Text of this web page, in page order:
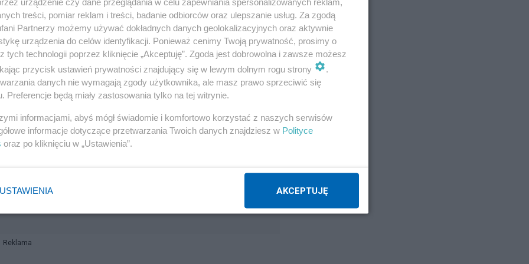
słowa niemieckiej polityk. "Wiceszefowa PE
finansowo" w trosce o praworządność, powinna
o tym, czy nie zagłodzi przy okazji wielu firm niemieckich,
Reklama
treści, pomiar reklam i treści, badanie odbiorców oraz ulepszanie usług. Za zgodą
Partnerzy możemy używać dokładnych danych geolokalizacyjnych oraz aktywnie
urządzenia do celów identyfikacji. Ponieważ cenimy Twoją prywatność, prosimy o
tych technologii poprzez kliknięcie „Akceptuję”. Zgoda jest dobrowolna i zawsze możesz
przycisk ustawień prywatności znajdujący się w lewym dolnym rogu strony
.
danych nie wymagają zgody użytkownika, ale masz prawo sprzeciwić się
Preferencje będą miały zastosowania tylko na tej witrynie.
informacjami, abyś mógł świadomie i komfortowo korzystać z naszych serwisów
informacje dotyczące przetwarzania Twoich danych znajdziesz w Polityce
oraz po kliknięciu w „Ustawienia”.
USTAWIENIA AKCEPTUJĘ